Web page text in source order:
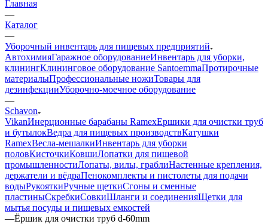
Главная
—
Каталог
—
Уборочный инвентарь для пищевых предприятий
АвтохимияГаражное оборудованиеИнвентарь для уборки,
клинингКлининговое оборудование SantoemmaПротирочные
материалыПрофессиональные ножиТовары для
дезинфекцииУборочно-моечное оборудование
—
Schavon
VikanИнерционные барабаны RamexЕршики для очистки труб
и бутылокВедра для пищевых производствКатушки
RamexВесла-мешалкиИнвентарь для уборки
половКисточкиКовшиЛопатки для пищевой
промышленностиЛопаты, вилы, граблиНастенные крепления,
держатели и вёдраПенокомплекты и пистолеты для подачи
водыРукояткиРучные щеткиСгоны и сменные
пластиныСкребкиСовкиШланги и соединенияЩетки для
мытья посуды и пищевых емкостей
—Ёршик для очистки труб d-60mm